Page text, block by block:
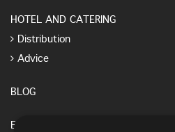
HOTEL AND CATERING
Distribution
Advice
BLOG
E-SHOP